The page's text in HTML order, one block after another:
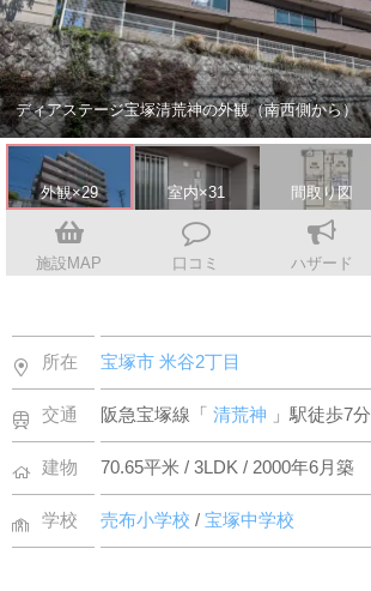
ディアステージ宝塚清荒神の外観（南西側から）
外観×29 室内×31 間取り図
施設MAP 口コミ ハザード
所在 宝塚市米谷2丁目
交通 阪急宝塚線「清荒神 」駅徒歩7分
建物 70.65平米 / 3LDK / 2000年6月築
学校 売布小学校/宝塚中学校